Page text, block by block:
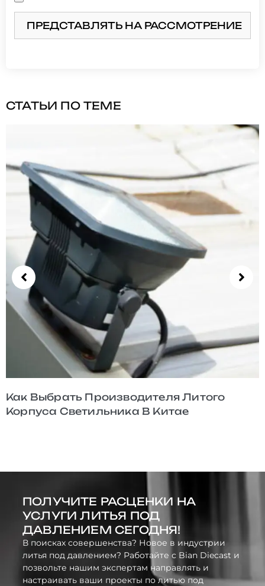
ПРЕДСТАВЛЯТЬ НА РАССМОТРЕНИЕ
СТАТЬИ ПО ТЕМЕ
Как MES Улучшает Отслеживаемость
Отливок Легких Корпусов
ПОЛУЧИТЕ РАСЦЕНКИ НА
УСЛУГИ ЛИТЬЯ ПОД
ДАВЛЕНИЕМ СЕГОДНЯ!
В поисках совершенства? Новое в индустрии
литья под давлением? Работайте с Bian Diecast и
позвольте нашим экспертам направлять и
настраивать ваши проекты по литью под